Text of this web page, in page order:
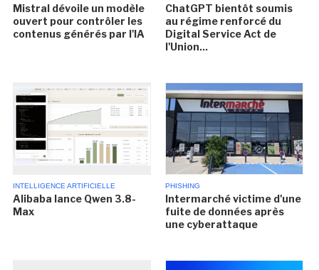
Mistral dévoile un modèle
ouvert pour contrôler les
contenus générés par l'IA
ChatGPT bientôt soumis
au régime renforcé du
Digital Service Act de
l'Union...
INTELLIGENCE ARTIFICIELLE
Alibaba lance Qwen 3.8-
Max
PHISHING
Intermarché victime d'une
fuite de données après
une cyberattaque